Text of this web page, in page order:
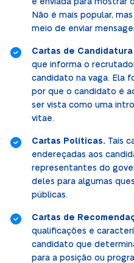
é enviada para mostrar
Não é mais popular,
meio de enviar
Cartas de Candidatura
que informa o
candidato na vaga. Ela
por que o candidato é
ser vista como uma
vitae.
Cartas Políticas. Tais
endereçadas aos
representantes do
deles para algumas
públicas.
Cartas de
qualificações e
candidato que
para a posição ou